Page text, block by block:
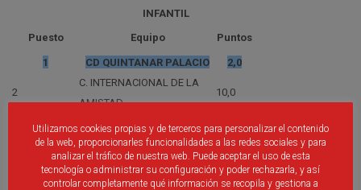
INFANTIL
Puesto
Equipo Puntos
1 CD QUINTANAR PALACIO 2,0
2
C. INTERNACIONAL DE LA
AMISTAD
10,0
UDC SUR
BURGOS CF
14,0
GIMNÁSTICA SEGOVIANA
14,0
REAL ÁVILA CF
15,0
Utilizamos cookies propias y de terceros para personalizar el contenido
de la web, proporcionarles funcionalidades a las redes sociales y para
analizar el tráfico de nuestra web. Puede aceptar el uso de esta
tecnología o administrar su configuración y poder rechazarla, y así
controlar completamente qué información se recopila y gestiona a